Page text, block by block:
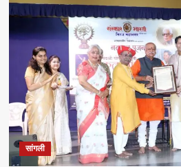
सांगली